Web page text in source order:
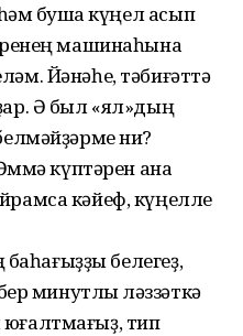
бушҡа күңел асып
машинаһына
Йәнәһе, тәбиғәттә
Ә был «ял»дың
ни?
күптәрен ана
кәйеф, күңелле
баһағыҙҙы белегеҙ,
минутлыҡ ләззәткә
тип